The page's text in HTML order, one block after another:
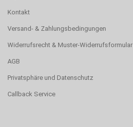
Kontakt
Versand- & Zahlungsbedingungen
Widerrufsrecht & Muster-Widerrufsformular
AGB
Privatsphäre und Datenschutz
Callback Service